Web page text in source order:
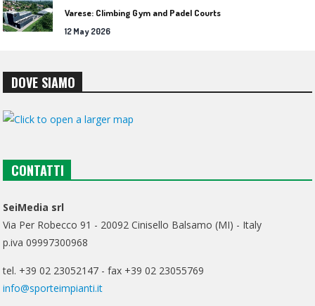
Varese: Climbing Gym and Padel Courts
12 May 2026
DOVE SIAMO
CONTATTI
SeiMedia srl
Via Per Robecco 91 - 20092 Cinisello Balsamo (MI) - Italy
p.iva 09997300968
tel. +39 02 23052147 - fax +39 02 23055769
info@sporteimpianti.it